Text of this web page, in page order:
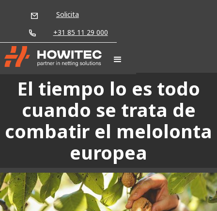
Solicita
+31 85 11 29 000
El tiempo lo es todo
cuando se trata de
combatir el melolonta
europea